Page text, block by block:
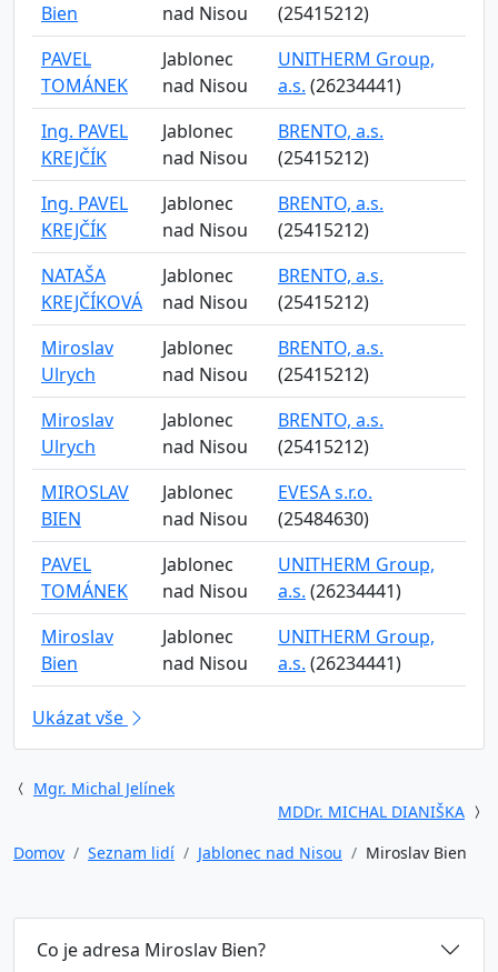
Bien
nad Nisou
(25415212)
PAVEL
TOMÁNEK
Jablonec
nad Nisou
UNITHERM Group,
a.s. (26234441)
Ing. PAVEL
KREJČÍK
Jablonec
nad Nisou
BRENTO, a.s.
(25415212)
Ing. PAVEL
KREJČÍK
Jablonec
nad Nisou
BRENTO, a.s.
(25415212)
NATAŠA
KREJČÍKOVÁ
Jablonec
nad Nisou
BRENTO, a.s.
(25415212)
Miroslav
Ulrych
Jablonec
nad Nisou
BRENTO, a.s.
(25415212)
Miroslav
Ulrych
Jablonec
nad Nisou
BRENTO, a.s.
(25415212)
MIROSLAV
BIEN
Jablonec
nad Nisou
EVESA s.r.o.
(25484630)
PAVEL
TOMÁNEK
Jablonec
nad Nisou
UNITHERM Group,
a.s. (26234441)
Miroslav
Bien
Jablonec
nad Nisou
UNITHERM Group,
a.s. (26234441)
Ukázat vše
Mgr. Michal Jelínek
MDDr. MICHAL DIANIŠKA
Domov
Seznam lidí Jablonec nad Nisou Miroslav Bien
Co je adresa Miroslav Bien?